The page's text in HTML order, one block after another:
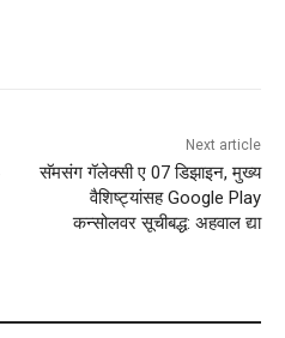
Next article
सॅमसंग गॅलेक्सी ए 07 डिझाइन, मुख्य
वैशिष्ट्यांसह Google Play
कन्सोलवर सूचीबद्ध: अहवाल द्या